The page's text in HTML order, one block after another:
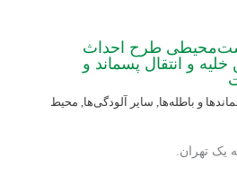
طرح احداث
خلیه و انتقال پسماند و
و باطله‌ها, سایر آلودگی‌ها, محیط
یک تهران.